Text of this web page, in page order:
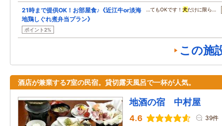
21時まで提供OK！お部屋食♪《近江牛or淡海
地鶏しぐれ煮弁当プラン》
ポイント2%
…てもOKです！犬だけに限ら…
この施
酒店が兼業する7室の民宿。貸切露天風呂で一杯が人気。
地酒の宿 中村屋
4.6 39件